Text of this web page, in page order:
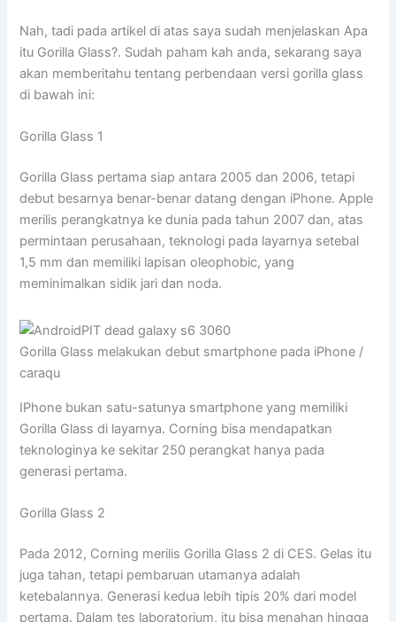
Nah, tadi pada artikel di atas saya sudah menjelaskan Apa
itu Gorilla Glass?. Sudah paham kah anda, sekarang saya
akan memberitahu tentang perbendaan versi gorilla glass
di bawah ini:
Gorilla Glass 1
Gorilla Glass pertama siap antara 2005 dan 2006, tetapi
debut besarnya benar-benar datang dengan iPhone. Apple
merilis perangkatnya ke dunia pada tahun 2007 dan, atas
permintaan perusahaan, teknologi pada layarnya setebal
1,5 mm dan memiliki lapisan oleophobic, yang
meminimalkan sidik jari dan noda.
Gorilla Glass melakukan debut smartphone pada iPhone /
caraqu
IPhone bukan satu-satunya smartphone yang memiliki
Gorilla Glass di layarnya. Corning bisa mendapatkan
teknologinya ke sekitar 250 perangkat hanya pada
generasi pertama.
Gorilla Glass 2
Pada 2012, Corning merilis Gorilla Glass 2 di CES. Gelas itu
juga tahan, tetapi pembaruan utamanya adalah
ketebalannya. Generasi kedua lebih tipis 20% dari model
pertama. Dalam tes laboratorium, itu bisa menahan hingga